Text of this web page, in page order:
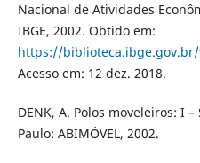
Nacional de Atividades
IBGE, 2002. Obtido em:
https://
Acesso em: 12 dez. 2018.
DENK, A. Polos moveleiros: I
Paulo: ABIMÓVEL, 2002.